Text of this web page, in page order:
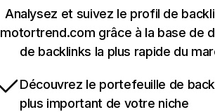
Analysez et suivez le profil de
motortrend.com grâce à la base de
de backlinks la plus rapide du
Découvrez le portefeuille de
plus important de votre niche